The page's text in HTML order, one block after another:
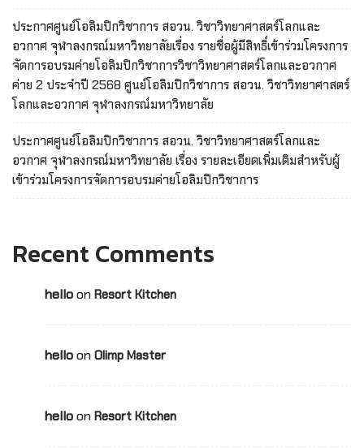
ประกาศศูนย์โอลิมปิกวิชาการ สอวน. วิชาวิทยาศาสตร์โลกและ
อวกาศ จุฬาลงกรณ์มหาวิทยาลัยเรื่อง รายชื่อผู้มีสิทธิ์เข้าร่วมโครงการ
จัดการอบรมค่ายโอลิมปิกวิชาการวิชาวิทยาศาสตร์โลกและอวกาศ
ค่าย 2 ประจำปี 2568 ศูนย์โอลิมปิกวิชาการ สอวน. วิชาวิทยาศาสตร์
โลกและอวกาศ จุฬาลงกรณ์มหาวิทยาลัย
ประกาศศูนย์โอลิมปิกวิชาการ สอวน. วิชาวิทยาศาสตร์โลกและ
อวกาศ จุฬาลงกรณ์มหาวิทยาลัย เรื่อง รายละเอียดเพิ่มเติมสำหรับผู้
เข้าร่วมโครงการจัดการอบรมค่ายโอลิมปิกวิชาการ
Recent Comments
helloon Resort Kitchen
helloon Olimp Master
helloon Resort Kitchen